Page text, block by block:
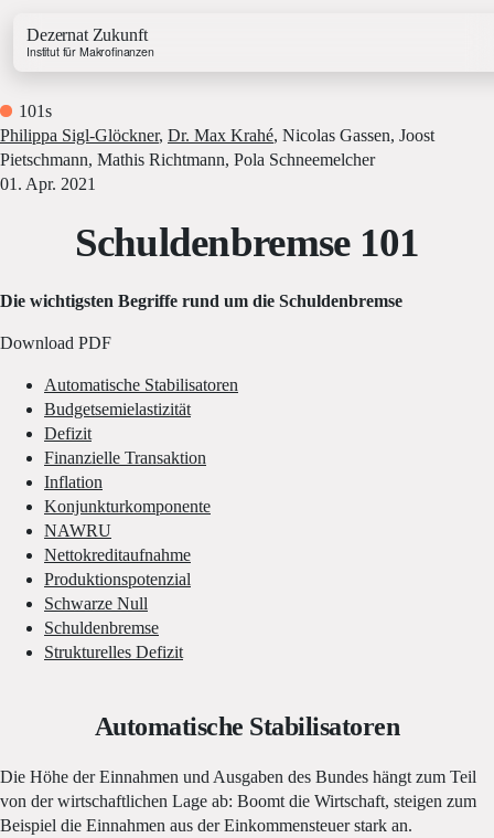
Dezernat Zukunft
Institut für Makrofinanzen
Growth & Budget Lab
Energy Lab
Price Lab
Haushaltstracker
Investitionstracker
101s
Philippa Sigl-Glöckner, Dr. Max Krahé, Nicolas Gassen, Joost
Pietschmann, Mathis Richtmann, Pola Schneemelcher
01. Apr. 2021
Schuldenbremse 101
Die wichtigsten Begriffe rund um die Schuldenbremse
Download PDF
Automatische Stabilisatoren
Budgetsemielastizität
Defizit
Finanzielle Transaktion
Inflation
Konjunkturkomponente
NAWRU
Nettokreditaufnahme
Produktionspotenzial
Schwarze Null
Schuldenbremse
Strukturelles Defizit
Automatische Stabilisatoren
Die Höhe der Einnahmen und Ausgaben des Bundes hängt zum Teil
von der wirtschaftlichen Lage ab: Boomt die Wirtschaft, steigen zum
Beispiel die Einnahmen aus der Einkommensteuer stark an.